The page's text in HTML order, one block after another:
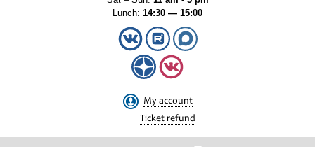
Lunch: 14:30 — 15:00
My account
Ticket refund